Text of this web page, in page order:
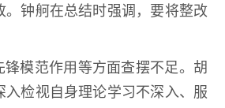
钟舸在总结时强调，要将整改
模范作用等方面查摆不足。胡
检视自身理论学习不深入、服